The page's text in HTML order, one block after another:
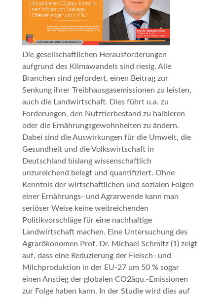
Die gesellschaftlichen Herausforderungen
aufgrund des Klimawandels sind riesig. Alle
Branchen sind gefordert, einen Beitrag zur
Senkung ihrer Treibhausgasemissionen zu leisten,
auch die Landwirtschaft. Dies führt u.a. zu
Forderungen, den Nutztierbestand zu halbieren
oder die Ernährungsgewohnheiten zu ändern.
Dabei sind die Auswirkungen für die Umwelt, die
Gesundheit und die Volkswirtschaft in
Deutschland bislang wissenschaftlich
unzureichend belegt und quantifiziert. Ohne
Kenntnis der wirtschaftlichen und sozialen Folgen
einer Ernährungs- und Agrarwende kann man
seriöser Weise keine weitreichenden
Politikvorschläge für eine nachhaltige
Landwirtschaft machen. Eine Untersuchung des
Agrarökonomen Prof. Dr. Michael Schmitz (1) zeigt
auf, dass eine Reduzierung der Fleisch- und
Milchproduktion in der EU-27 um 50 % sogar
einen Anstieg der globalen CO2äqu.-Emissionen
zur Folge haben kann. In der Studie wird dies auf